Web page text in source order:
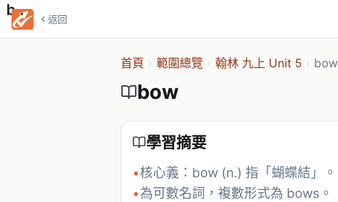
返回
bow
首頁 › 範圍總覽 › 翰林 九上 Unit 5 › bow
bow
學習摘要
•核心義：bow (n.) 指「蝴蝶結」。
•為可數名詞，複數形式為 bows。